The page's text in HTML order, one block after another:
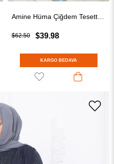
$39.98
$62.50
KARGO BEDAVA